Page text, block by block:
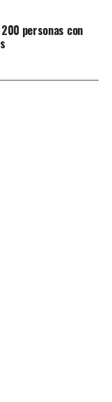
personas con